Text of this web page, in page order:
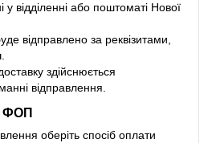
відділенні або поштоматі Нової
відправлено за реквізитами,
здійснюється
відправлення.
ФОП
оберіть спосіб оплати